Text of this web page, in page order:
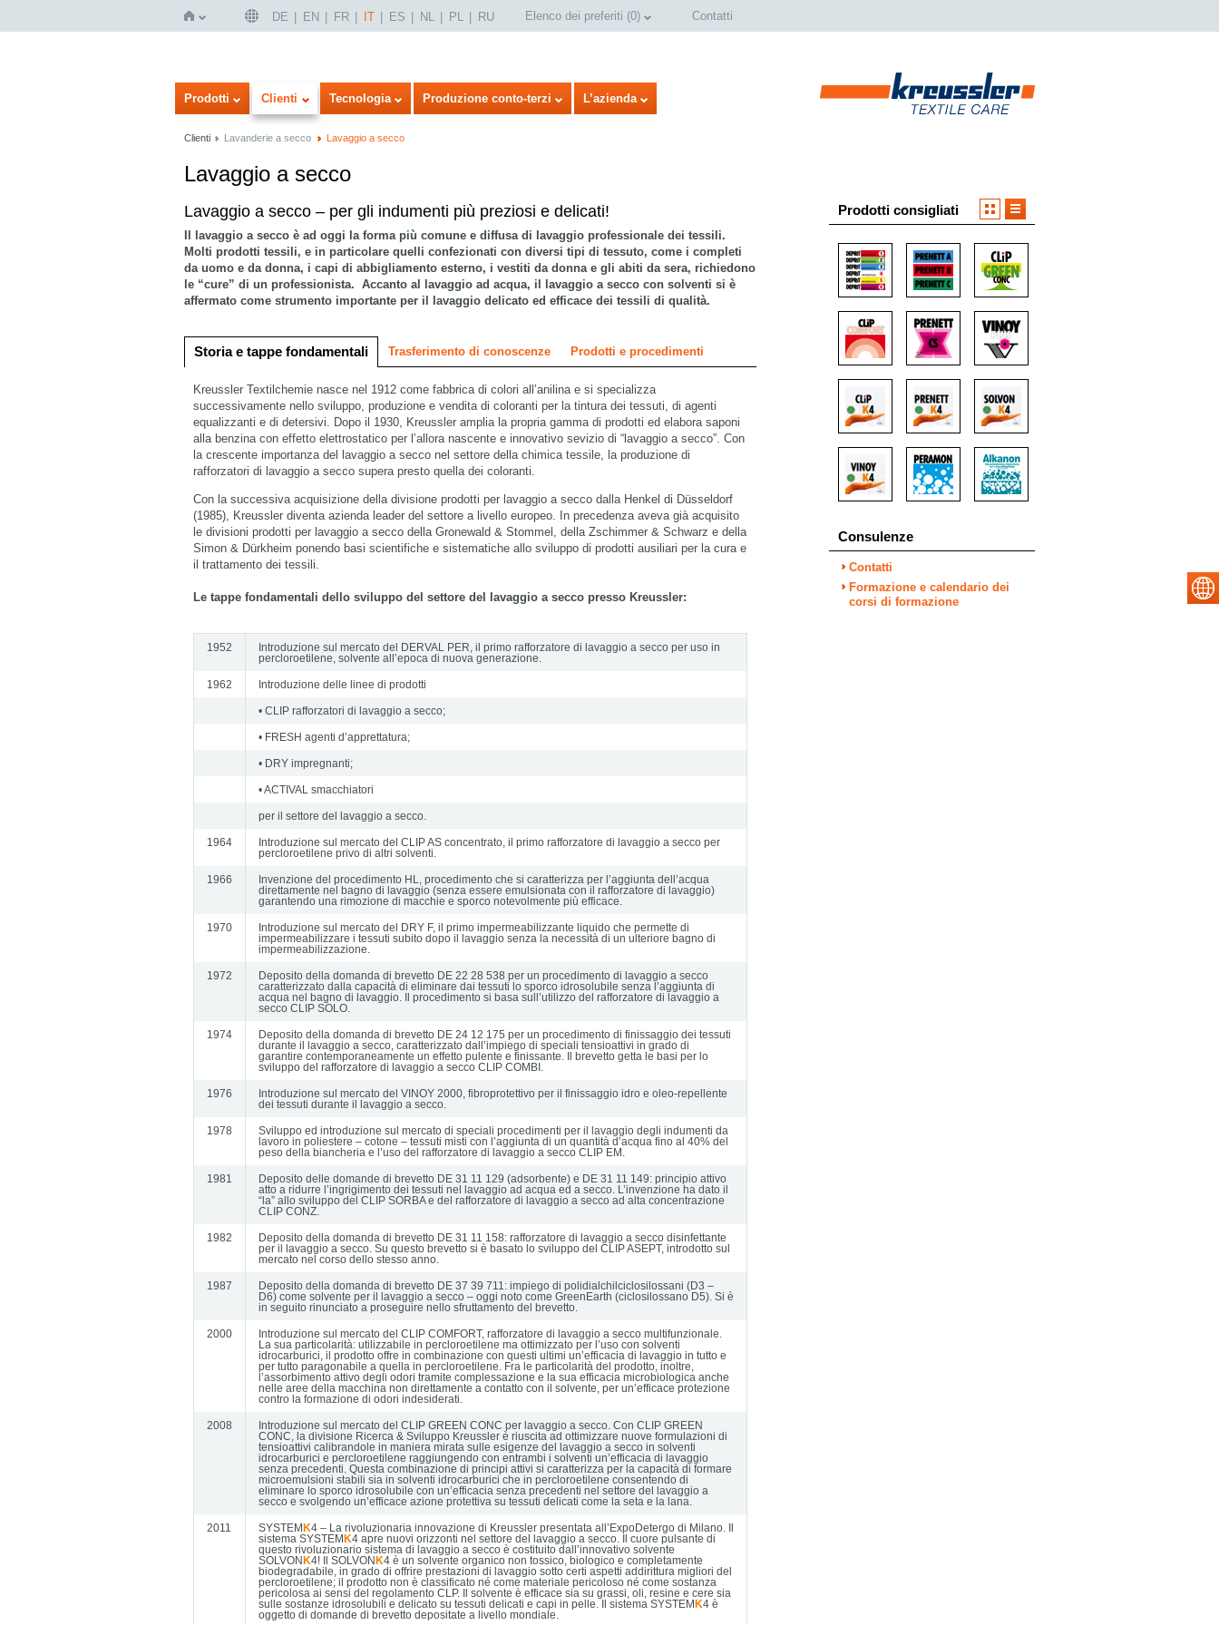
Home
DE EN FR IT ES NL PL RU Elenco dei preferiti (0) Contatti
Prodotti Clienti Tecnologia Produzione conto-terzi L’azienda
Clienti Lavanderie a secco Lavaggio a secco
Lavaggio a secco
Lavaggio a secco – per gli indumenti più preziosi e delicati!
Il lavaggio a secco è ad oggi la forma più comune e diffusa di lavaggio professionale dei tessili.
Molti prodotti tessili, e in particolare quelli confezionati con diversi tipi di tessuto, come i completi
da uomo e da donna, i capi di abbigliamento esterno, i vestiti da donna e gli abiti da sera, richiedono
le “cure” di un professionista. Accanto al lavaggio ad acqua, il lavaggio a secco con solventi si è
affermato come strumento importante per il lavaggio delicato ed efficace dei tessili di qualità.
Storia e tappe fondamentali Trasferimento di conoscenze Prodotti e procedimenti
Kreussler Textilchemie nasce nel 1912 come fabbrica di colori all’anilina e si specializza
successivamente nello sviluppo, produzione e vendita di coloranti per la tintura dei tessuti, di agenti
equalizzanti e di detersivi. Dopo il 1930, Kreussler amplia la propria gamma di prodotti ed elabora saponi
alla benzina con effetto elettrostatico per l’allora nascente e innovativo sevizio di “lavaggio a secco”. Con
la crescente importanza del lavaggio a secco nel settore della chimica tessile, la produzione di
rafforzatori di lavaggio a secco supera presto quella dei coloranti.
Con la successiva acquisizione della divisione prodotti per lavaggio a secco dalla Henkel di Düsseldorf
(1985), Kreussler diventa azienda leader del settore a livello europeo. In precedenza aveva già acquisito
le divisioni prodotti per lavaggio a secco della Gronewald & Stommel, della Zschimmer & Schwarz e della
Simon & Dürkheim ponendo basi scientifiche e sistematiche allo sviluppo di prodotti ausiliari per la cura e
il trattamento dei tessili.
Le tappe fondamentali dello sviluppo del settore del lavaggio a secco presso Kreussler:
1952
Introduzione sul mercato del DERVAL PER, il primo rafforzatore di lavaggio a secco per uso in
percloroetilene, solvente all’epoca di nuova generazione.
1962 Introduzione delle linee di prodotti
• CLIP rafforzatori di lavaggio a secco;
• FRESH agenti d’apprettatura;
• DRY impregnanti;
• ACTIVAL smacchiatori
per il settore del lavaggio a secco.
1964
Introduzione sul mercato del CLIP AS concentrato, il primo rafforzatore di lavaggio a secco per
percloroetilene privo di altri solventi.
1966
Invenzione del procedimento HL, procedimento che si caratterizza per l’aggiunta dell’acqua
direttamente nel bagno di lavaggio (senza essere emulsionata con il rafforzatore di lavaggio)
garantendo una rimozione di macchie e sporco notevolmente più efficace.
1970
Introduzione sul mercato del DRY F, il primo impermeabilizzante liquido che permette di
impermeabilizzare i tessuti subito dopo il lavaggio senza la necessità di un ulteriore bagno di
impermeabilizzazione.
1972
Deposito della domanda di brevetto DE 22 28 538 per un procedimento di lavaggio a secco
caratterizzato dalla capacità di eliminare dai tessuti lo sporco idrosolubile senza l’aggiunta di
acqua nel bagno di lavaggio. Il procedimento si basa sull’utilizzo del rafforzatore di lavaggio a
secco CLIP SOLO.
1974
Deposito della domanda di brevetto DE 24 12 175 per un procedimento di finissaggio dei tessuti
durante il lavaggio a secco, caratterizzato dall’impiego di speciali tensioattivi in grado di
garantire contemporaneamente un effetto pulente e finissante. Il brevetto getta le basi per lo
sviluppo del rafforzatore di lavaggio a secco CLIP COMBI.
1976
Introduzione sul mercato del VINOY 2000, fibroprotettivo per il finissaggio idro e oleo-repellente
dei tessuti durante il lavaggio a secco.
1978
Sviluppo ed introduzione sul mercato di speciali procedimenti per il lavaggio degli indumenti da
lavoro in poliestere – cotone – tessuti misti con l’aggiunta di un quantità d’acqua fino al 40% del
peso della biancheria e l’uso del rafforzatore di lavaggio a secco CLIP EM.
1981
Deposito delle domande di brevetto DE 31 11 129 (adsorbente) e DE 31 11 149: principio attivo
atto a ridurre l’ingrigimento dei tessuti nel lavaggio ad acqua ed a secco. L’invenzione ha dato il
“la” allo sviluppo del CLIP SORBA e del rafforzatore di lavaggio a secco ad alta concentrazione
CLIP CONZ.
1982
Deposito della domanda di brevetto DE 31 11 158: rafforzatore di lavaggio a secco disinfettante
per il lavaggio a secco. Su questo brevetto si è basato lo sviluppo del CLIP ASEPT, introdotto sul
mercato nel corso dello stesso anno.
1987
Deposito della domanda di brevetto DE 37 39 711: impiego di polidialchilciclosilossani (D3 –
D6) come solvente per il lavaggio a secco – oggi noto come GreenEarth (ciclosilossano D5). Si è
in seguito rinunciato a proseguire nello sfruttamento del brevetto.
2000
Introduzione sul mercato del CLIP COMFORT, rafforzatore di lavaggio a secco multifunzionale.
La sua particolarità: utilizzabile in percloroetilene ma ottimizzato per l’uso con solventi
idrocarburici, il prodotto offre in combinazione con questi ultimi un’efficacia di lavaggio in tutto e
per tutto paragonabile a quella in percloroetilene. Fra le particolarità del prodotto, inoltre,
l’assorbimento attivo degli odori tramite complessazione e la sua efficacia microbiologica anche
nelle aree della macchina non direttamente a contatto con il solvente, per un’efficace protezione
contro la formazione di odori indesiderati.
2008
Introduzione sul mercato del CLIP GREEN CONC per lavaggio a secco. Con CLIP GREEN
CONC, la divisione Ricerca & Sviluppo Kreussler è riuscita ad ottimizzare nuove formulazioni di
tensioattivi calibrandole in maniera mirata sulle esigenze del lavaggio a secco in solventi
idrocarburici e percloroetilene raggiungendo con entrambi i solventi un’efficacia di lavaggio
senza precedenti. Questa combinazione di principi attivi si caratterizza per la capacità di formare
microemulsioni stabili sia in solventi idrocarburici che in percloroetilene consentendo di
eliminare lo sporco idrosolubile con un’efficacia senza precedenti nel settore del lavaggio a
secco e svolgendo un’efficace azione protettiva su tessuti delicati come la seta e la lana.
2011 SYSTEM K4 – La rivoluzionaria innovazione di Kreussler presentata all’ExpoDetergo di Milano. Il
sistema SYSTEM K4 apre nuovi orizzonti nel settore del lavaggio a secco. Il cuore pulsante di
questo rivoluzionario sistema di lavaggio a secco è costituito dall’innovativo solvente
SOLVON K4! Il SOLVON K4 è un solvente organico non tossico, biologico e completamente
biodegradabile, in grado di offrire prestazioni di lavaggio sotto certi aspetti addirittura migliori del
percloroetilene; il prodotto non è classificato né come materiale pericoloso né come sostanza
pericolosa ai sensi del regolamento CLP. Il solvente è efficace sia su grassi, oli, resine e cere sia
sulle sostanze idrosolubili e delicato su tessuti delicati e capi in pelle. Il sistema SYSTEM K4 è
oggetto di domande di brevetto depositate a livello mondiale.
Prodotti consigliati
Visualizzazione a icone
Visualizzazione a elenco
Consulenze
Contatti
Formazione e calendario dei
corsi di formazione